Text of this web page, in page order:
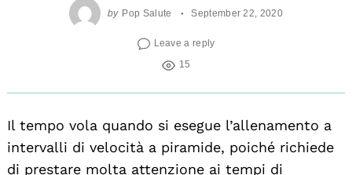
by Pop Salute September 22, 2020
Leave a reply
15
Il tempo vola quando si esegue l’allenamento a
intervalli di velocità a piramide, poiché richiede
di prestare molta attenzione ai tempi di